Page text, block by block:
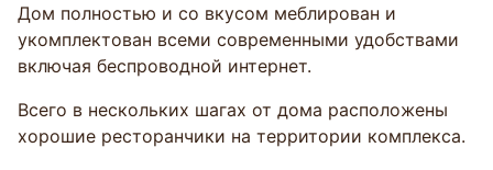
Дом полностью и со вкусом меблирован и
укомплектован всеми современными удобствами
включая беспроводной интернет.
Всего в нескольких шагах от дома расположены
хорошие ресторанчики на территории комплекса.